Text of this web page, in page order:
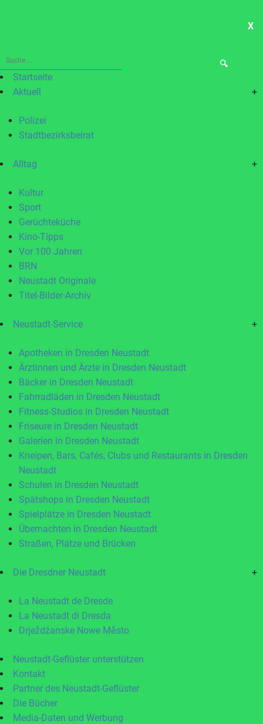
X
Suche
nach:Startseite
Aktuell
+
Polizei
Stadtbezirksbeirat
Alltag +
Kultur
Sport
Gerüchteküche
Kino-Tipps
Vor 100 Jahren
BRN
Neustadt Originale
Titel-Bilder-Archiv
Neustadt-Service +
Apotheken in Dresden Neustadt
Ärztinnen und Ärzte in Dresden Neustadt
Bäcker in Dresden Neustadt
Fahrradläden in Dresden Neustadt
Fitness-Studios in Dresden Neustadt
Friseure in Dresden Neustadt
Galerien in Dresden Neustadt
Kneipen, Bars, Cafés, Clubs und Restaurants in Dresden
Neustadt
Schulen in Dresden Neustadt
Spätshops in Dresden Neustadt
Spielplätze in Dresden Neustadt
Übernachten in Dresden Neustadt
Straßen, Plätze und Brücken
Die Dresdner Neustadt +
La Neustadt de Dresde
La Neustadt di Dresda
Drježdźanske Nowe Město
Neustadt-Geflüster unterstützen
Kontakt
Partner des Neustadt-Geflüster
Die Bücher
Media-Daten und Werbung